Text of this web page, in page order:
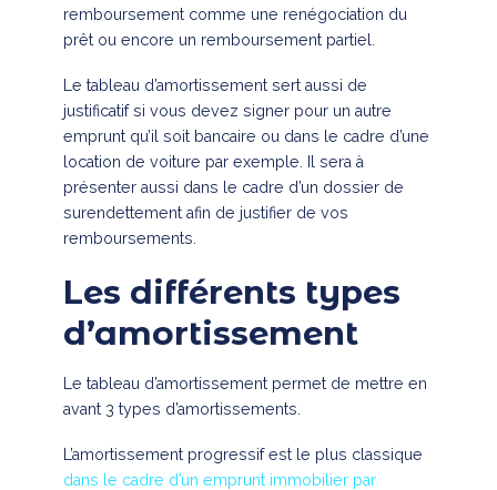
remboursement comme une renégociation du
prêt ou encore un remboursement partiel.
Le tableau d’amortissement sert aussi de
justificatif si vous devez signer pour un autre
emprunt qu’il soit bancaire ou dans le cadre d’une
location de voiture par exemple. Il sera à
présenter aussi dans le cadre d’un dossier de
surendettement afin de justifier de vos
remboursements.
Les différents types
d’amortissement
Le tableau d’amortissement permet de mettre en
avant 3 types d’amortissements.
L’amortissement progressif est le plus classique
dans le cadre d’un emprunt immobilier par